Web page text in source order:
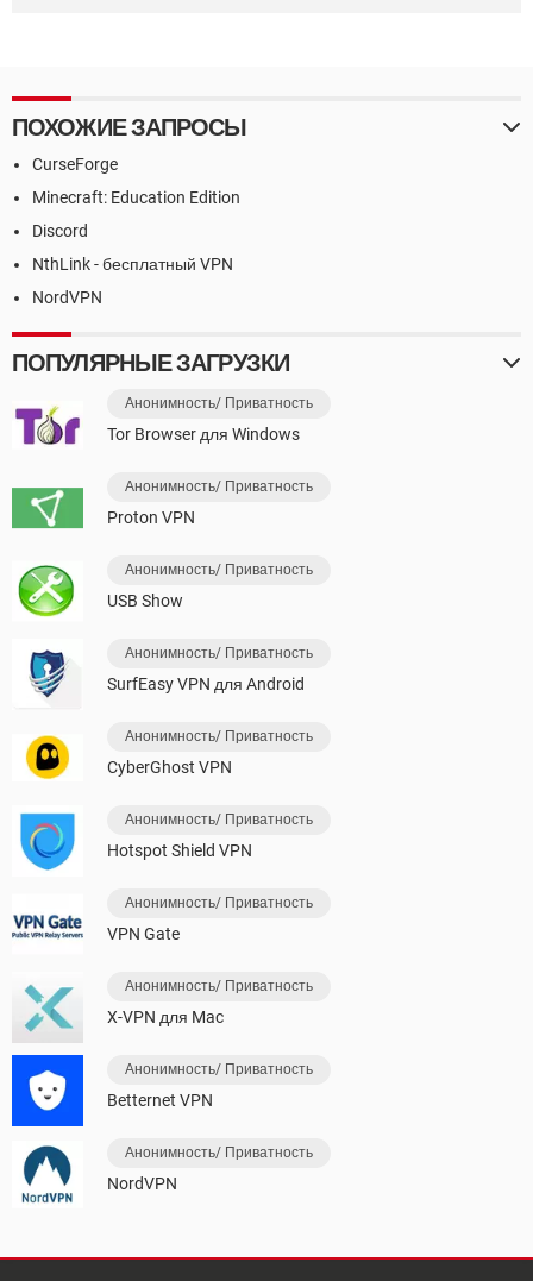
ПОХОЖИЕ ЗАПРОСЫ
CurseForge
Minecraft: Education Edition
Discord
NthLink - бесплатный VPN
NordVPN
ПОПУЛЯРНЫЕ ЗАГРУЗКИ
Анонимность/ Приватность
Tor Browser для Windows
Анонимность/ Приватность
Proton VPN
Анонимность/ Приватность
USB Show
Анонимность/ Приватность
SurfEasy VPN для Android
Анонимность/ Приватность
CyberGhost VPN
Анонимность/ Приватность
Hotspot Shield VPN
Анонимность/ Приватность
VPN Gate
Анонимность/ Приватность
X-VPN для Mac
Анонимность/ Приватность
Betternet VPN
Анонимность/ Приватность
NordVPN